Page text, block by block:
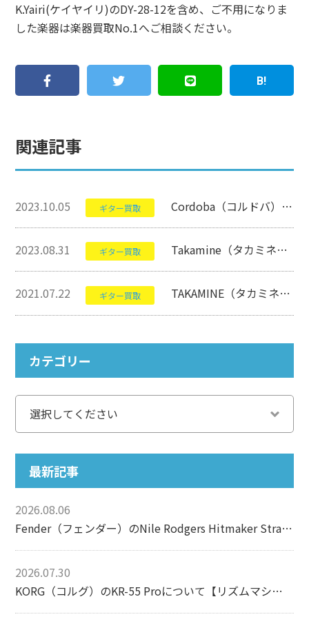
K.Yairi(ケイヤイリ)のDY-28-12を含め、ご不用になりま
した楽器は楽器買取No.1へご相談ください。
関連記事
2023.10.05 ギター買取 Cordoba（コルドバ）のSTAGE GUITARについて【クラシックギター】
2023.08.31 ギター買取 Takamine（タカミネ）のPTU121Cについて【アコースティックギター】
2021.07.22 ギター買取 TAKAMINE（タカミネ）のDMP400について【ギター】
カテゴリー
最新記事
2026.08.06
Fender（フェンダー）のNile Rodgers Hitmaker Stratocasterについて【エレキギター】
2026.07.30
KORG（コルグ）のKR-55 Proについて【リズムマシン】